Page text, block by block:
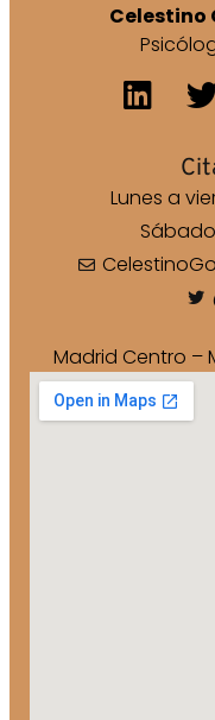
Celestino
Lunes a
Madrid Centro –